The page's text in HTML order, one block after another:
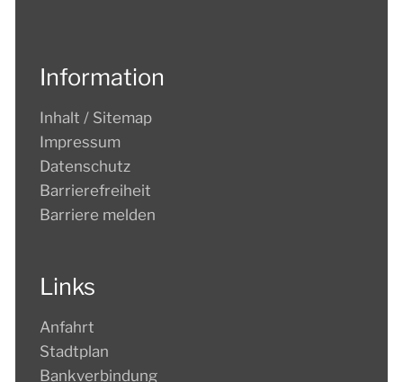
Information
Inhalt / Sitemap
Impressum
Datenschutz
Barrierefreiheit
Barriere melden
Links
Anfahrt
Stadtplan
Bankverbindung